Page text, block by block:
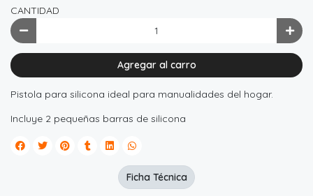
CANTIDAD
Agregar al carro
Pistola para silicona ideal para manualidades del hogar.
Incluye 2 pequeñas barras de silicona
Ficha Técnica